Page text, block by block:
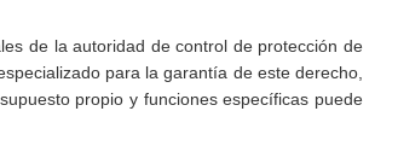
de la autoridad de control de protección de
para la garantía de este derecho,
propio y funciones específicas puede